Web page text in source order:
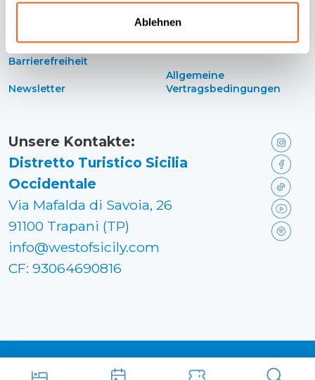
Ablehnen
Barrierefreiheit
Newsletter
Cookie Einstellungen
Allgemeine
Vertragsbedingungen
Unsere Kontakte:
Distretto Turistico Sicilia
Occidentale
Via Mafalda di Savoia, 26
91100 Trapani (TP)
info@westofsicily.com
CF: 93064690816
Made in with passion